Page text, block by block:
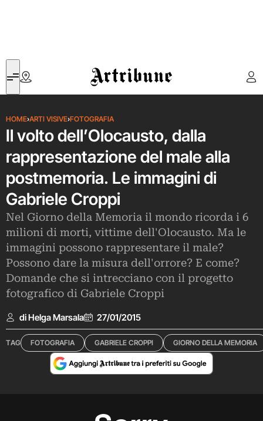
Artribune
HOME›ARTI VISIVE›FOTOGRAFIA
Il volto dell’Olocausto, dalla
rappresentazione del male alla
postmemoria. Le immagini di
Gabriele Croppi
Nel Giorno della Memoria il mondo ricorda i 6
milioni di morti, vittime dell'Olocausto. Ma le
immagini possono rappresentare il male?
Possono dare la misura dell'orrore? E come?
Domande che si intrecciano con il progetto
fotografico di Gabriele Croppi
di Helga Marsala 27/01/2015
TAG FOTOGRAFIA GABRIELE CROPPI GIORNO DELLA MEMORIA